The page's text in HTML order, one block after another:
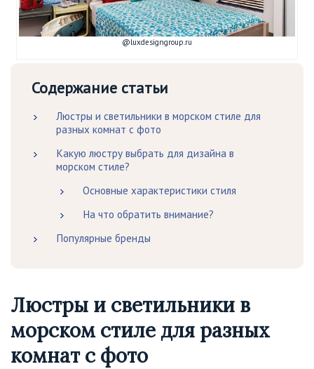
@luxdesigngroup.ru
Содержание статьи
Люстры и светильники в морском стиле для
разных комнат с фото
Какую люстру выбрать для дизайна в
морском стиле?
Основные характеристики стиля
На что обратить внимание?
Популярные бренды
Люстры и светильники в
морском стиле для разных
комнат с фото